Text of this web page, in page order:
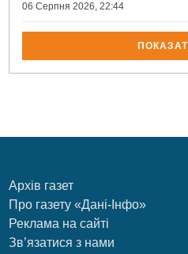
06 Серпня 2026, 22:44
Архів газет
Про газету «Дані-Інфо»
Реклама на сайті
Зв’язатися з нами